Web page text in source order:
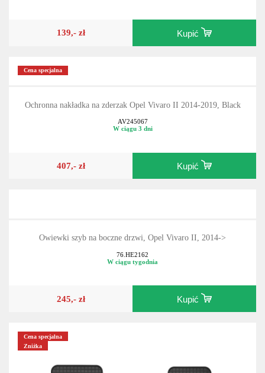
139,- zł Kupić
Cena specjalna
Ochronna nakładka na zderzak Opel Vivaro II 2014-2019, Black
AV245067
W ciągu 3 dni
407,- zł Kupić
Owiewki szyb na boczne drzwi, Opel Vivaro II, 2014->
76.HE2162
W ciągu tygodnia
245,- zł Kupić
Cena specjalna
Zniżka